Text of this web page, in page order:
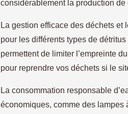
considérablement la production
La gestion efficace des déchets
pour les différents types de
permettent de limiter l’empreinte
pour reprendre vos déchets si le
La consommation responsable
économiques, comme des